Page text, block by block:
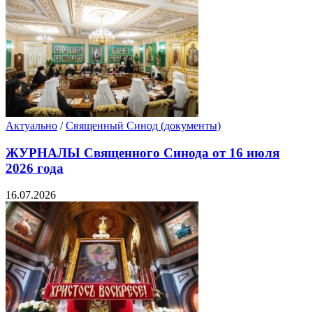
Актуально /Священный Синод (документы)
ЖУРНАЛЫ Священного Синода от 16 июля
2026 года
16.07.2026